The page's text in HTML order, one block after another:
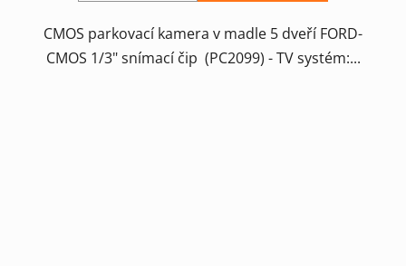
CMOS parkovací kamera v madle 5 dveří FORD-
CMOS 1/3" snímací čip (PC2099) - TV systém:...